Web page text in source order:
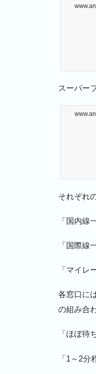
スーパー
それぞれ
「国内線
「国際線
「マイレ
各窓口に
の組み合
「ほぼ待
「1～2分